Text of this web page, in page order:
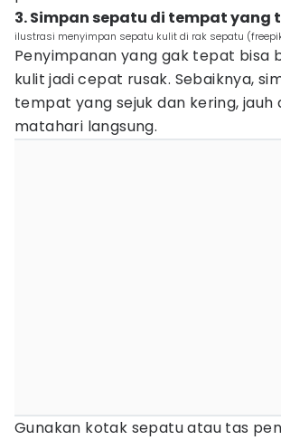
3. Simpan sepatu di tempat yang
ilustrasi menyimpan sepatu kulit di rak sepatu
Penyimpanan yang gak tepat bisa
kulit jadi cepat rusak. Sebaiknya,
tempat yang sejuk dan kering, jauh
matahari langsung.
Gunakan kotak sepatu atau tas